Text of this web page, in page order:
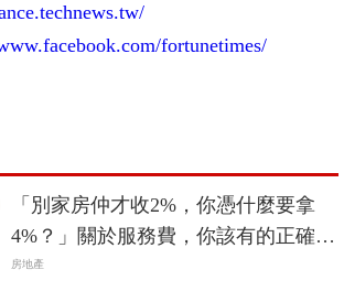
fortunetimes/
「別家房仲才收2%，你憑什麼要拿
4%？」關於服務費，你該有的正確觀
念
房地產